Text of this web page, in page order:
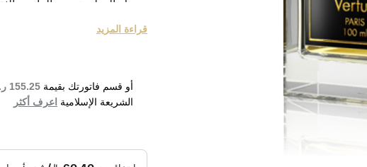
يمنحك العطر شعور بالراحة
هذا العطر هو الرفيق الأمثل
نبذة عن الماركة:
تم مزجها ببراعة بجودة فريدة من
النخبة من عشاق العطور
قراءة المزيد
أو قسم فاتورتك بقيمة 155.25 ر.س
الشريعة الإسلامية اعرف أكثر